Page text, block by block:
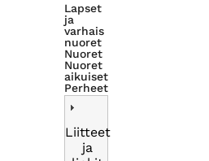
Lapset
ja
varhais
nuoret
Nuoret
Nuoret
aikuiset
Perheet
Liitteet
ja